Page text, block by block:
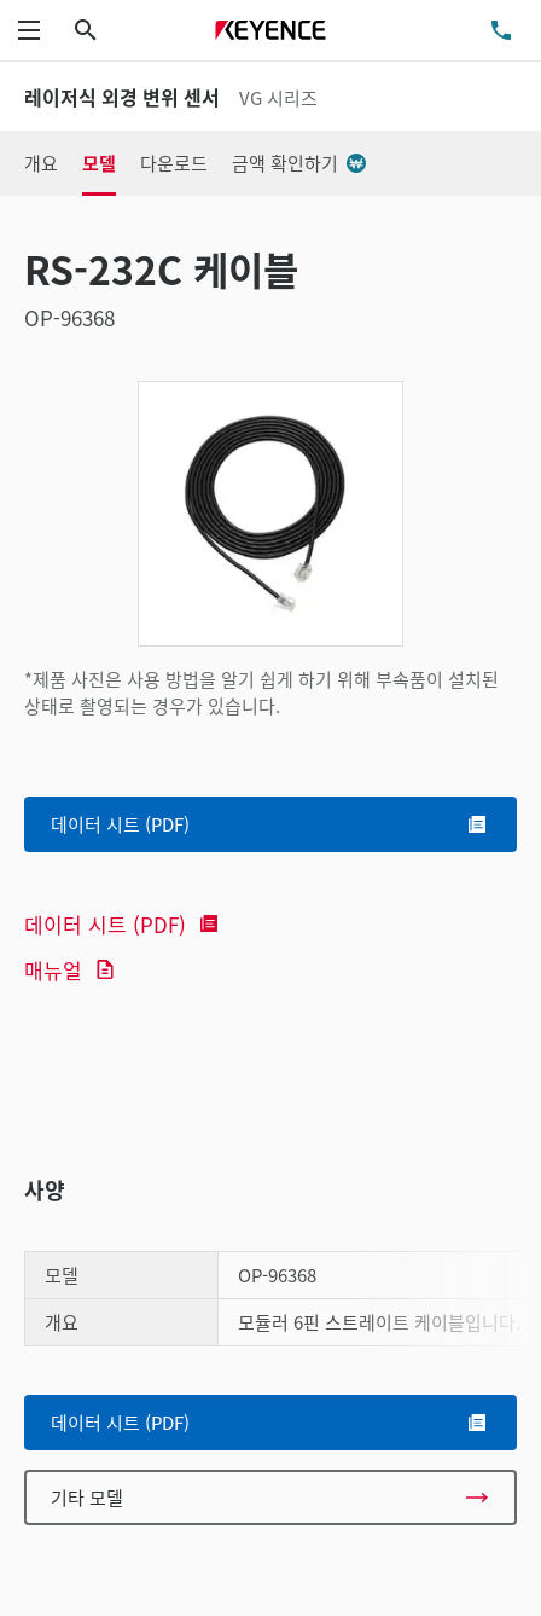
메뉴
레이저식 외경 변위 센서 VG 시리즈
개요 모델 다운로드 금액 확인하기
RS-232C 케이블
OP-96368
*제품 사진은 사용 방법을 알기 쉽게 하기 위해 부속품이 설치된
상태로 촬영되는 경우가 있습니다.
데이터 시트 (PDF)
데이터 시트 (PDF)
매뉴얼
사양
모델
OP-96368
개요
모듈러 6핀 스트레이트 케이블입니다.
데이터 시트 (PDF)
기타 모델